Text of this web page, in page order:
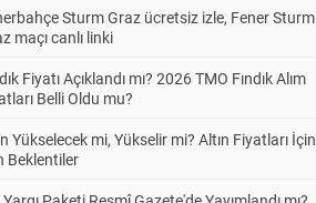
Sturm Graz ücretsiz izle, Fener Sturm
maçı canlı linki
Fiyatı Açıklandı mı? 2026 TMO Fındık Alım
Belli Oldu mu?
Yükselecek mi, Yükselir mi? Altın Fiyatları İçin
Beklentiler